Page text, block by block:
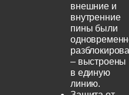
внешние и
внутренние
пины были
– выстроены
в единую
линию.